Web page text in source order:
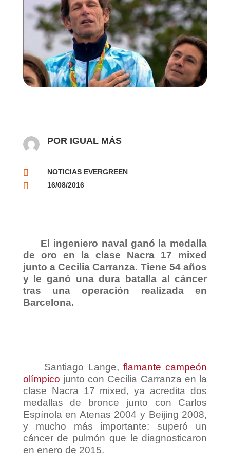
POR IGUAL MÁS
 NOTICIAS EVERGREEN
 16/08/2016
El ingeniero naval ganó la medalla
de oro en la clase Nacra 17 mixed
junto a Cecilia Carranza. Tiene 54 años
y le ganó una dura batalla al cáncer
tras una operación realizada en
Barcelona.
Santiago Lange, flamante campeón
olímpico junto con Cecilia Carranza en la
clase Nacra 17 mixed, ya acredita dos
medallas de bronce junto con Carlos
Espínola en Atenas 2004 y Beijing 2008,
y mucho más importante: superó un
cáncer de pulmón que le diagnosticaron
en enero de 2015.